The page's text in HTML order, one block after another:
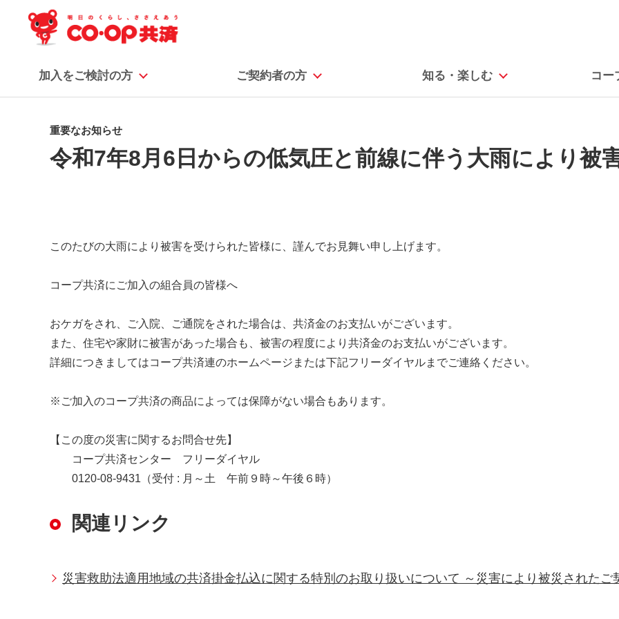
加入をご検討の方 ご契約者の方 知る・楽しむ コー
重要なお知らせ
令和7年8月6日からの低気圧と前線に伴う大雨により被
このたびの大雨により被害を受けられた皆様に、謹んでお見舞い申し上げます。
コープ共済にご加入の組合員の皆様へ
おケガをされ、ご入院、ご通院をされた場合は、共済金のお支払いがございます。
また、住宅や家財に被害があった場合も、被害の程度により共済金のお支払いがございます。
詳細につきましてはコープ共済連のホームページまたは下記フリーダイヤルまでご連絡ください。
※ご加入のコープ共済の商品によっては保障がない場合もあります。
【この度の災害に関するお問合せ先】
コープ共済センター フリーダイヤル
0120-08-9431（受付 : 月～土 午前９時～午後６時）
関連リンク
災害救助法適用地域の共済掛金払込に関する特別のお取り扱いについて ～災害により被災されたご